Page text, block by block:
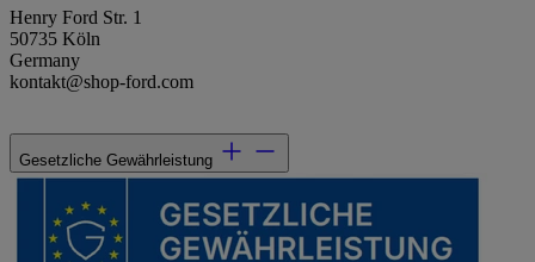
Henry Ford Str. 1
50735 Köln
Germany
kontakt@shop-ford.com
Gesetzliche Gewährleistung